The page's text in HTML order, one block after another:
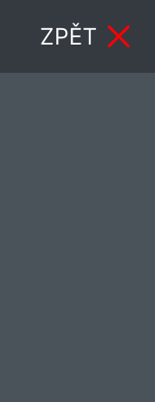
ZPĚT